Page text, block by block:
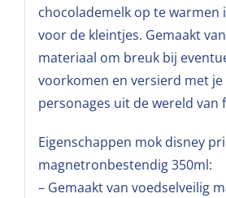
chocolademelk op te warmen
voor de kleintjes. Gemaakt
materiaal om breuk bij
voorkomen en versierd met
personages uit de wereld van
Eigenschappen mok disney
magnetronbestendig 350ml:
– Gemaakt van voedselveilig